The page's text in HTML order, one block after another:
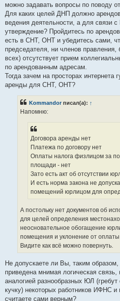
можно задавать вопросы по поводу
Для каких целей ДНП должно
ведения деятельности, а для связи
утверждение? Пройдитесь по
есть в СНТ, ОНТ и убедитесь сами,
председателя, ни членов правления,
всех) отсутствует прием
по арендованным адресам.
Тогда зачем на просторах интернета
аренды для СНТ, ОНТ?
Kommandor писал(а): ↑
Напомню:
Договора аренды нет
Платежа по договору нет
Оплаты налога физлицом за
площади - нет
Зато есть акт об отсутствии
И есть норма закона не
помещений юрлицом для
А постольку нет документов об
для целей определения
неосновательное обогащение
помещения и уклонение от оплаты
Видите как всё можно повернуть.
Не допускаете ли Вы, таким
приведена мнимая логическая связь,
аналогией разнообразных ЮЛ
кучку) некоторых работников ИФНС
считаете сами верным?